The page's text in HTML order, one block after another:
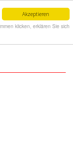
Akzeptieren
klicken, erklären Sie sich